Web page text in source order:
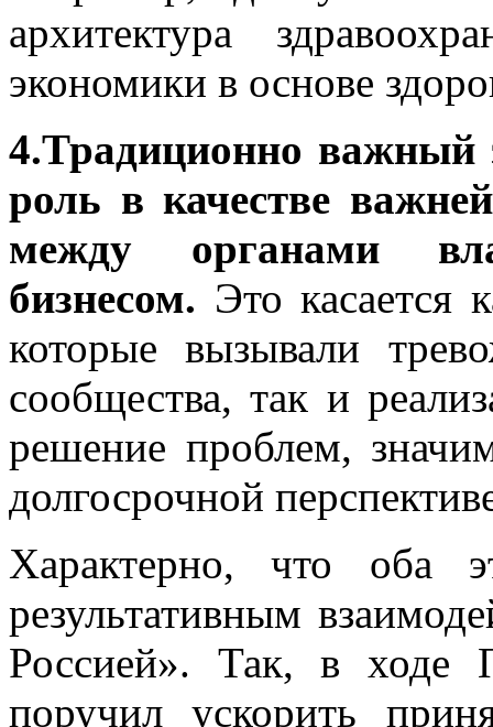
архитектура
экономики в основе
4.Традиционно важный
роль в качестве
между органами
бизнесом. Это касается
которые вызывали
сообщества, так и
решение проблем,
долгосрочной
Характерно, что оба
результативным
Россией». Так, в
поручил ускорить